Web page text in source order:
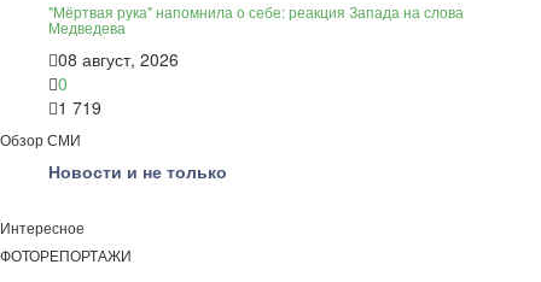
"Мёртвая рука" напомнила о себе: реакция Запада на слова
Медведева
08 август, 2026
0
1 719
Обзор СМИ
Новости и не только
Интересное
ФОТОРЕПОРТАЖИ